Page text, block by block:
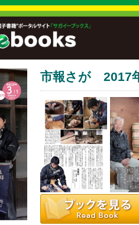
市報さが 2017